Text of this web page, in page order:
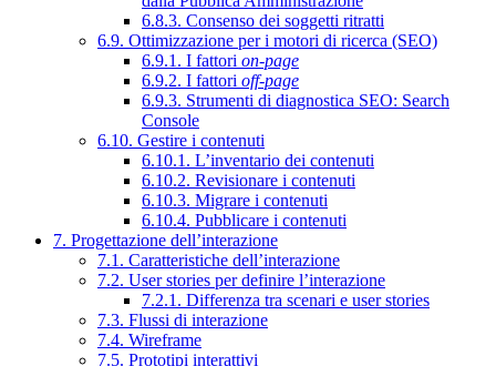
6.8.3. Consenso dei soggetti ritratti
6.9. Ottimizzazione per i motori di ricerca (SEO)
6.9.1. I fattori on-page
6.9.2. I fattori off-page
6.9.3. Strumenti di diagnostica SEO: Search
Console
6.10. Gestire i contenuti
6.10.1. L’inventario dei contenuti
6.10.2. Revisionare i contenuti
6.10.3. Migrare i contenuti
6.10.4. Pubblicare i contenuti
7. Progettazione dell’interazione
7.1. Caratteristiche dell’interazione
7.2. User stories per definire l’interazione
7.2.1. Differenza tra scenari e user stories
7.3. Flussi di interazione
7.4. Wireframe
7.5. Prototipi interattivi